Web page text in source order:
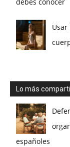
Lo más
españoles